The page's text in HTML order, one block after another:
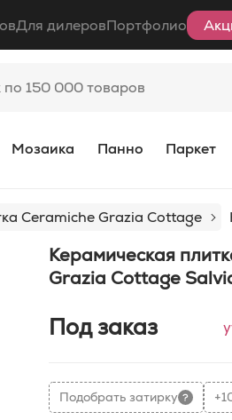
Для дилеровПортфолио
Мозаика Панно Паркет
Ceramiche Grazia Cottage
Керамическая
Grazia Cottage
Под заказ
Подобрать затирку